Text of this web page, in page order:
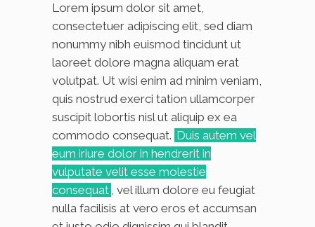
Lorem ipsum dolor sit amet,
consectetuer adipiscing elit, sed diam
nonummy nibh euismod tincidunt ut
laoreet dolore magna aliquam erat
volutpat. Ut wisi enim ad minim veniam,
quis nostrud exerci tation ullamcorper
suscipit lobortis nisl ut aliquip ex ea
commodo consequat. Duis autem vel
eum iriure dolor in hendrerit in
vulputate velit esse molestie
consequat , vel illum dolore eu feugiat
nulla facilisis at vero eros et accumsan